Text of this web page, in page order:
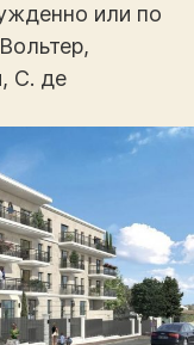
или по
С. де